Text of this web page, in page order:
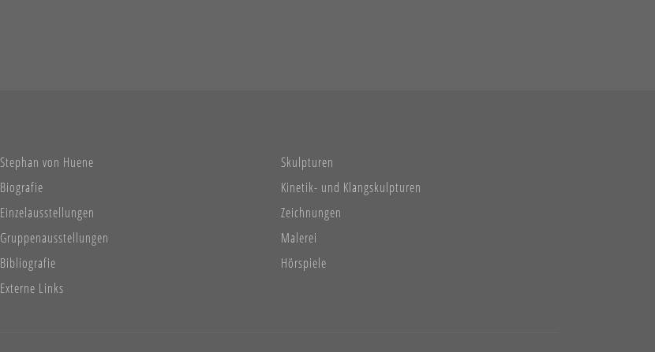
Stephan von Huene
Biografie
Einzelausstellungen
Gruppenausstellungen
Bibliografie
Externe Links
Skulpturen
Kinetik- und Klangskulpturen
Zeichnungen
Malerei
Hörspiele